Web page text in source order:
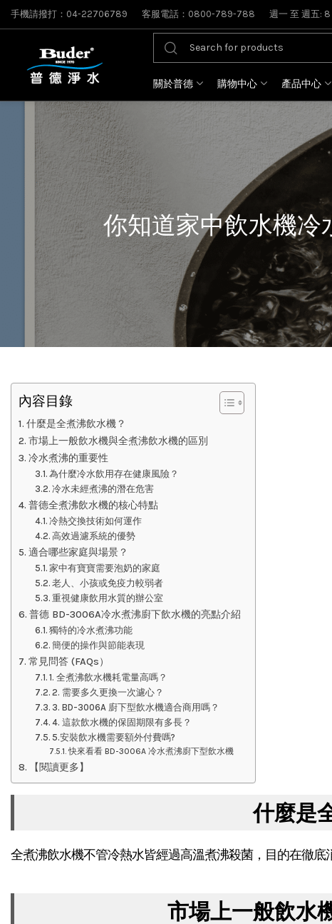
手機請撥打：04-22706789 客服電話：0800-789-788 週一 至 週五:
關於普德 購物中心 產品中心
你知道家中飲水機冷
內容目錄
什麼是全煮沸飲水機？
市場上一般飲水機與全煮沸飲水機的區別
冷水煮沸的重要性
為什麼冷水飲用存在健康風險？
冷水未經煮沸的潛在危害
普德全煮沸飲水機的核心特點
冷熱交換技術如何運作
高效過濾系統的優勢
適合哪些家庭與場景？
家中有寶寶需要泡奶的家庭
老人、小孩或免疫力較弱者
重視健康飲用水質的辦公室
普德 BD-3006A冷水煮沸廚下飲水機的亮點介紹
獨特的冷水煮沸功能
簡便的操作與節能表現
常見問答 (FAQs）
1. 全煮沸飲水機耗電量高嗎？
2. 需要多久更換一次濾心？
3. BD-3006A 廚下型飲水機適合商用嗎？
4. 這款飲水機的保固期限有多長？
5.安裝飲水機需要額外付費嗎?
快來看看 BD-3006A 冷水煮沸廚下型飲水機
【閱讀更多】
什麼是
全煮沸飲水機不管冷熱水皆經過高溫煮沸殺菌，目的在徹
市場上一般飲水